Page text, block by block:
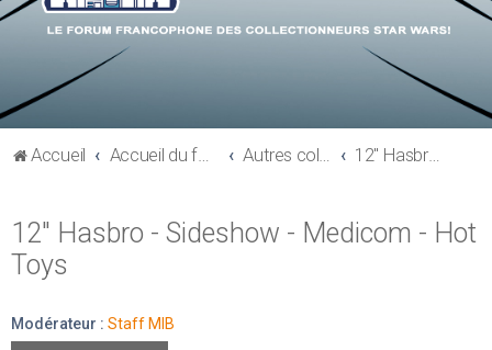
Accueil Accueil du forum Autres collections Star Wars 12" Hasbro - Sideshow - Medicom - Hot Toys
12" Hasbro - Sideshow - Medicom - Hot
Toys
Modérateur : Staff MIB